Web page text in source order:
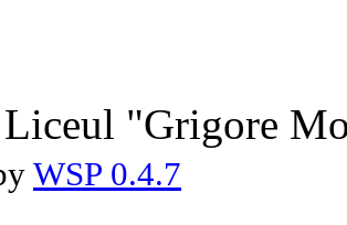
"Grigore
WSP 0.4.7